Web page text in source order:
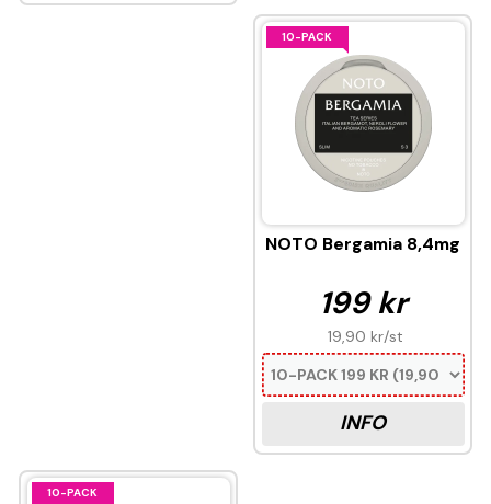
10-PACK
NOTO Bergamia 8,4mg
199 kr
19,90 kr/st
INFO
10-PACK